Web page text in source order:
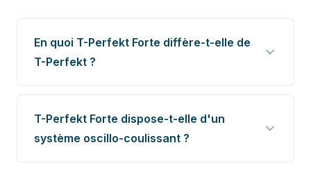
En quoi T-Perfekt Forte diffère-t-elle de
T-Perfekt ?
T-Perfekt Forte dispose-t-elle d'un
système oscillo-coulissant ?